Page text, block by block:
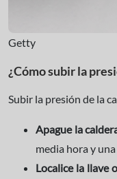
Getty
¿Cómo subir la
Subir la presión de la
Apague la
media hora y
Localice la llave